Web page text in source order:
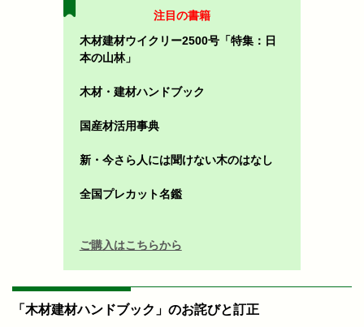
注目の書籍
木材建材ウイクリー2500号「特集：日
本の山林」
木材・建材ハンドブック
国産材活用事典
新・今さら人には聞けない木のはなし
全国プレカット名鑑
ご購入はこちらから
「木材建材ハンドブック」のお詫びと訂正